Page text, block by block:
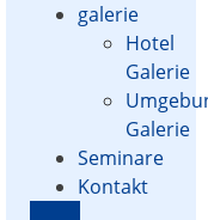
galerie
Hotel
Galerie
Galerie
Seminare
Kontakt